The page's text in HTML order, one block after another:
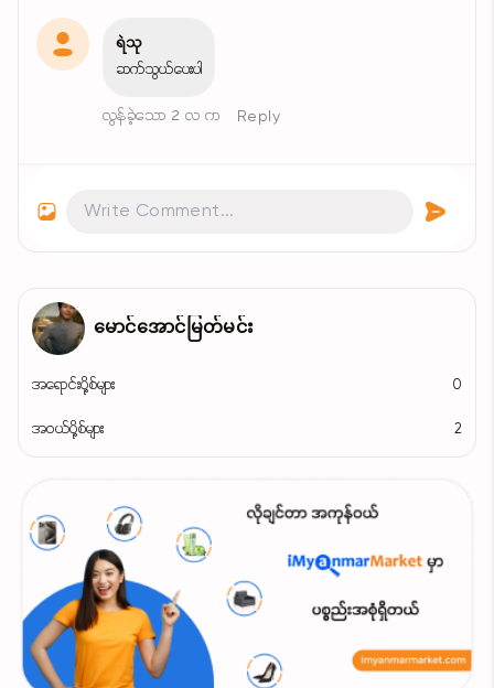
ရဲသု
ဆက်သွယ်ပေးပါ
လွန်ခဲ့သော 2 လ က Reply
မောင်အောင်မြတ်မင်း
အရောင်းပို့စ်များ 0
အဝယ်ပို့စ်များ 2